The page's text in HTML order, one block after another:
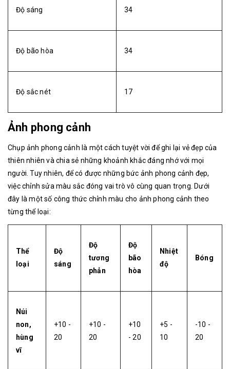
Độ sáng 34
Độ bão hòa 34
Độ sắc nét 17
Ảnh phong cảnh
Chụp ảnh phong cảnh là một cách tuyệt vời để ghi lại vẻ đẹp của
thiên nhiên và chia sẻ những khoảnh khắc đáng nhớ với mọi
người. Tuy nhiên, để có được những bức ảnh phong cảnh đẹp,
việc chỉnh sửa màu sắc đóng vai trò vô cùng quan trọng. Dưới
đây là một số công thức chỉnh màu cho ảnh phong cảnh theo
từng thể loại:
Thể
loại
Độ
sáng
Độ
tương
phản
Độ
bão
hòa
Nhiệt
độ
Bóng
Núi
non,
hùng
vĩ
+10 -
20
+10 -
20
+10
- 20
+5 -
10
-10 -
20